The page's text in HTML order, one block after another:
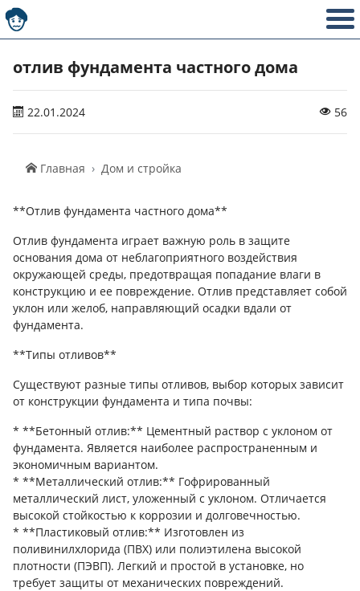
отлив фундамента частного дома
22.01.2024 56
Главная Дом и стройка
**Отлив фундамента частного дома**
Отлив фундамента играет важную роль в защите
основания дома от неблагоприятного воздействия
окружающей среды, предотвращая попадание влаги в
конструкцию и ее повреждение. Отлив представляет собой
уклон или желоб, направляющий осадки вдали от
фундамента.
**Типы отливов**
Существуют разные типы отливов, выбор которых зависит
от конструкции фундамента и типа почвы:
* **Бетонный отлив:** Цементный раствор с уклоном от
фундамента. Является наиболее распространенным и
экономичным вариантом.
* **Металлический отлив:** Гофрированный
металлический лист, уложенный с уклоном. Отличается
высокой стойкостью к коррозии и долговечностью.
* **Пластиковый отлив:** Изготовлен из
поливинилхлорида (ПВХ) или полиэтилена высокой
плотности (ПЭВП). Легкий и простой в установке, но
требует защиты от механических повреждений.